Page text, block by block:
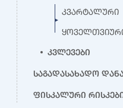
კვარტალური
კვლევები
საგადასახადო
ფისკალური